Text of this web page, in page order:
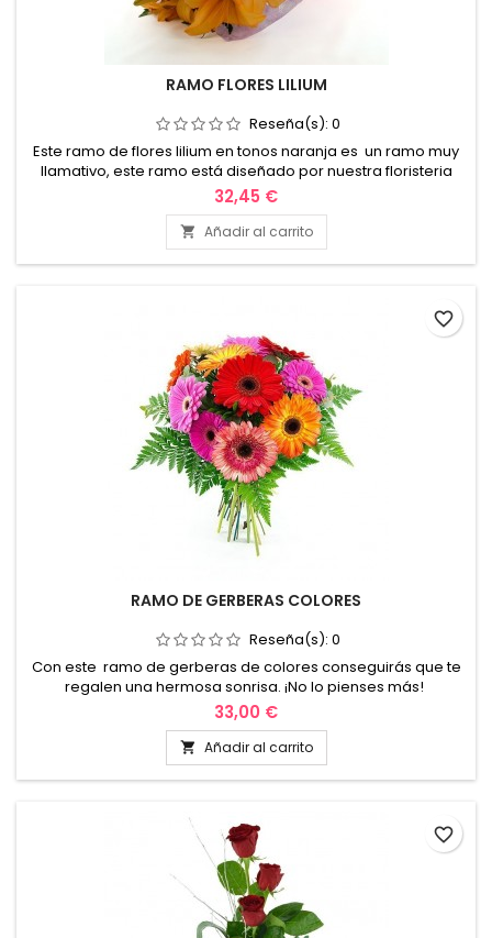
RAMO FLORES LILIUM
Reseña(s): 0
Este ramo de flores lilium en tonos naranja es un ramo muy
llamativo, este ramo está diseñado por nuestra floristeria
para regalar en ocasiones especiales como cumpleaños,
aniversario, nacimiento, o para esa persona especial en
nuestra vida.
32,45 €
 Añadir al carrito
RAMO DE GERBERAS COLORES
Reseña(s): 0
Con este ramo de gerberas de colores conseguirás que te
regalen una hermosa sonrisa. ¡No lo pienses más!
33,00 €
 Añadir al carrito
favorite_border
favorite_border